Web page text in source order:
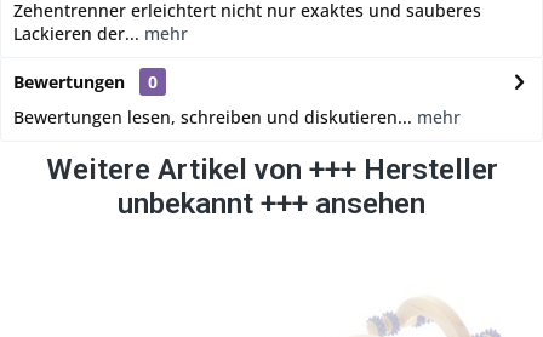
Zehentrenner erleichtert nicht nur exaktes und sauberes
Lackieren der... mehr
Bewertungen
0
Bewertungen lesen, schreiben und diskutieren... mehr
Weitere Artikel von +++ Hersteller
unbekannt +++ ansehen